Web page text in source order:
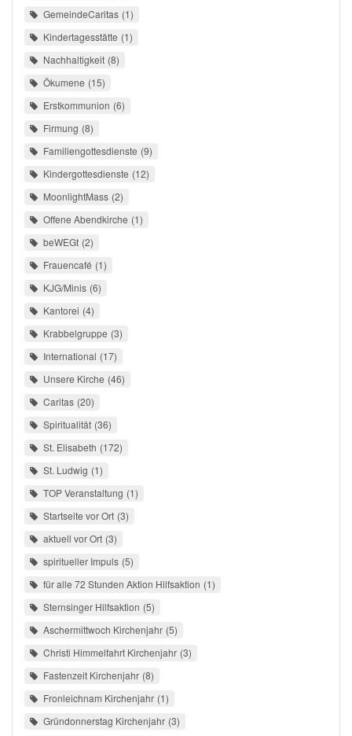
GemeindeCaritas 1
Kindertagesstätte 1
Nachhaltigkeit 8
Ökumene 15
Erstkommunion 6
Firmung 8
Familiengottesdienste 9
Kindergottesdienste 12
MoonlightMass 2
Offene Abendkirche 1
beWEGt 2
Frauencafé 1
KJG/Minis 6
Kantorei 4
Krabbelgruppe 3
International 17
Unsere Kirche 46
Caritas 20
Spiritualität 36
St. Elisabeth 172
St. Ludwig 1
TOP Veranstaltung 1
Startseite vor Ort 3
aktuell vor Ort 3
spiritueller Impuls 5
für alle 72 Stunden Aktion Hilfsaktion 1
Sternsinger Hilfsaktion 5
Aschermittwoch Kirchenjahr 5
Christi Himmelfahrt Kirchenjahr 3
Fastenzeit Kirchenjahr 8
Fronleichnam Kirchenjahr 1
Gründonnerstag Kirchenjahr 3